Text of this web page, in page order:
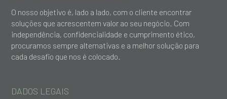
O nosso objetivo é, lado a lado, com o cliente encontrar
soluções que acrescentem valor ao seu negócio. Com
independência, confidencialidade e cumprimento ético,
procuramos sempre alternativas e a melhor solução para
cada desafio que nos é colocado.
DADOS LEGAIS